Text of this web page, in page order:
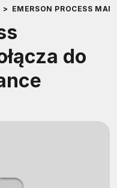
> EMERSON PROCESS
do